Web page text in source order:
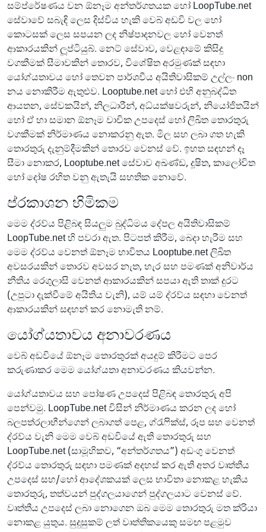
සම්ප්රේෂණය වන ඕනෑම අන්තර්ගතයක හෝ LoopTube.net
සේවාවේ සබැඳි ලෙස දිස්විය හැකි වෙබ් අඩවි වල හෝ
කොටසක් ලෙස සපයන ලද නිෂ්පාදනවල හෝ වෙනත්
ආකාරයකින් ලූප්ටියුබ්. නෙට් සේවාව, වෙළඳාමේ කිසිදු
වගකීමක් සීමාවකින් තොරව, විශේෂිත අරමුණක් සඳහා
යෝග්යතාවය හෝ තෙවන පාර්ශවීය අයිතිවාසිකම් උල්ලං non
නය නොකිරීම ඇතුළුව. Looptube.net හෝ එහි අනුබද්ධිත
ආයතන, සේවකයින්, නිලධාරීන්, අධ්යක්ෂවරුන්, නියෝජිතයින්
හෝ ඒ හා සමාන ඕනෑම වාචික උපදෙස් හෝ ලිඛිත තොරතුරු
වගකීමක් නිර්මාණය නොකරනු ඇත. මිල සහ ලබා ගත හැකි
තොරතුරු දැනුම්දීමකින් තොරව වෙනස් වේ. ඉහත සඳහන් දෑ
සීමා නොකර, Looptube.net සේවාව අඛණ්ඩ, දූෂිත, කාලෝචිත
හෝ දෝෂ රහිත වනු ඇතැයි සහතික නොවේ.
ප්රකාශන හිමිකම
මෙම ද්රව්ය පිළිබඳ සියලුම බුද්ධිමය දේපල අයිතිවාසිකම්
LoopTube.net හි පවරා ඇත. පිටපත් කිරීම, බෙදා හැරීම සහ
මෙම ද්රව්ය වෙනත් ඕනෑම භාවිතය Looptube.net ලිඛිත
අවසරයකින් තොරව අවසර නැත, හැර සහ පමණක් අනිවාර්ය
නීතිය රෙගුලාසි වෙනත් ආකාරයකින් සපයා ඇති තාක් දුරට
(උපුටා දැක්වීමේ අයිතිය වැනි), යම් යම් ද්රව්ය සඳහා වෙනත්
ආකාරයකින් සඳහන් කර නොමැති නම්.
යෝග්යතාවය අනාවරණය
වෙබ් අඩවියේ ඕනෑම තොරතුරක් අයදුම් කිරීමට පෙර
කරුණාකර මෙම යෝග්යතා අනාවරණය කියවන්න.
යෝග්යතාවය සහ පෝෂණ උපදෙස් පිළිබඳ තොරතුරු අපි
පෙන්වමු. LoopTube.net විසින් නිර්මාණය කරන ලද හෝ
බලපත්රලාභීන්ගෙන් ලබාගත් පෙළ, ග්රැෆික්ස්, රූප සහ වෙනත්
ද්රව්ය වැනි මෙම වෙබ් අඩවියේ ඇති තොරතුරු සහ
LoopTube.net (සාමූහිකව, “අන්තර්ගතය”) අඩංගු වෙනත්
ද්රව්ය තොරතුරු සඳහා පමණක් අදහස් කර ඇති අතර වෘත්තීය
උපදෙස් සහ/හෝ ආදේශකයක් ලෙස භාවිතා නොකළ හැකිය
තොරතුරු, තත්වයන් පුද්ගලයාගෙන් පුද්ගලයාට වෙනස් වේ.
වෘත්තීය උපදෙස් ලබා නොගෙන ඔබ මෙම තොරතුරු මත ක්රියා
නොකළ යුතුය. සුදුසුකම් ලත් වෘත්තිකයෙකු සමඟ පළමුව